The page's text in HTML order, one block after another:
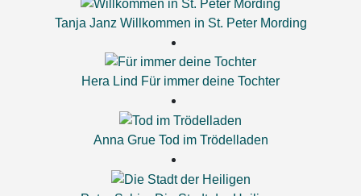
Tanja Janz Willkommen in St. Peter Mording
Hera Lind Für immer deine Tochter
Anna Grue Tod im Trödelladen